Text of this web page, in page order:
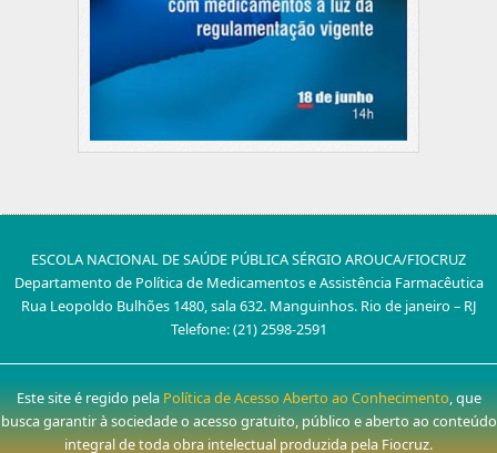
ESCOLA NACIONAL DE SAÚDE PÚBLICA SÉRGIO AROUCA/FIOCRUZ
Departamento de Política de Medicamentos e Assistência Farmacêutica
Rua Leopoldo Bulhões 1480, sala 632. Manguinhos. Rio de janeiro – RJ
Telefone: (21) 2598-2591
Este site é regido pelaPolítica de Acesso Aberto ao Conhecimento, que
busca garantir à sociedade o acesso gratuito, público e aberto ao conteúdo
integral de toda obra intelectual produzida pela Fiocruz.